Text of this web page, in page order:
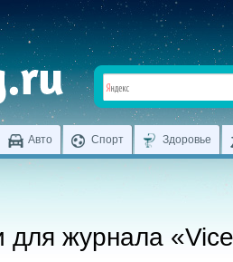
Авто Спорт Здоровье
для журнала